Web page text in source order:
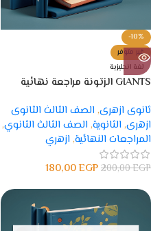
-10%
غير متوفر
لغة انجليزية
GIANTS الزتونة مراجعة نهائية
ثانوى ازهرى, الصف الثالث الثانوى
ازهرى, الثانوية, الصف الثالث الثانوي,
المراجعات النهائية, ازهري
200,00EGP
180,00EGP